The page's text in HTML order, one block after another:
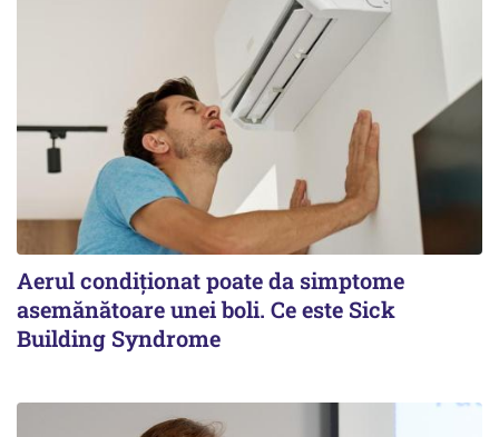
Aerul condiționat poate da simptome
asemănătoare unei boli. Ce este Sick
Building Syndrome